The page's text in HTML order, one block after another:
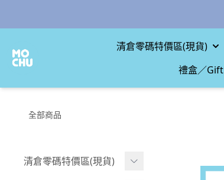
清倉零碼特價區(現貨)
禮盒／Gift
全部商品
清倉零碼特價區(現貨)